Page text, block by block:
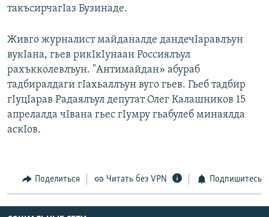
СОЦИАЛЬНЫЕ СЕТИ
Все сайты РСЕ/РС
такъсирчагIаз Бузинаде.
Живго журналист майданалде дандечIаравлъун
вукIана, гьев рикIкIунаан Россиялъул
рахъкколевлъун. "Антимайдан» абураб
тадбиралдаги гIахьаллъун вуго гьев. Гьеб тадбир
гIуцIарав Радаялъул депутат Олег Калашников 15
апрелалда чIвана гьес гIумру гьабулеб минаялда
аскIов.
Поделиться Читать без VPN Подпишитесь